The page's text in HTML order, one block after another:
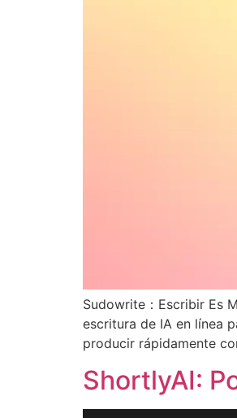
Sudowrite：Escribir Es
escritura de IA en línea
producir rápidamente
ShortlyAI: